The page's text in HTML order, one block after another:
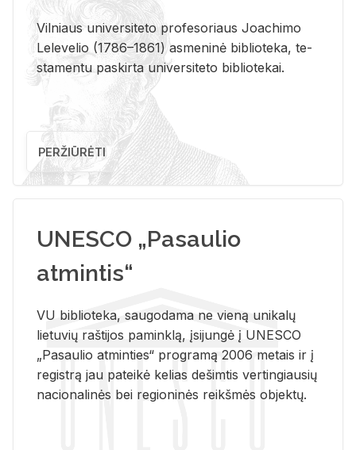
Vil­niaus uni­ver­si­te­to pro­fe­so­riaus Jo­a­chi­mo
Le­le­ve­lio (1786–1861) as­me­ni­nė bi­b­lio­te­ka, te­
sta­men­tu pa­skir­ta uni­ver­si­te­to bi­b­lio­te­kai.
PERŽIŪRĖTI
UNESCO „Pasaulio
atmintis“
VU biblioteka, saugodama ne vieną unikalų
lietuvių raštijos paminklą, įsijungė į UNESCO
„Pasaulio atminties“ programą 2006 metais ir į
registrą jau pateikė kelias dešimtis vertingiausių
nacionalinės bei regioninės reikšmės objektų.